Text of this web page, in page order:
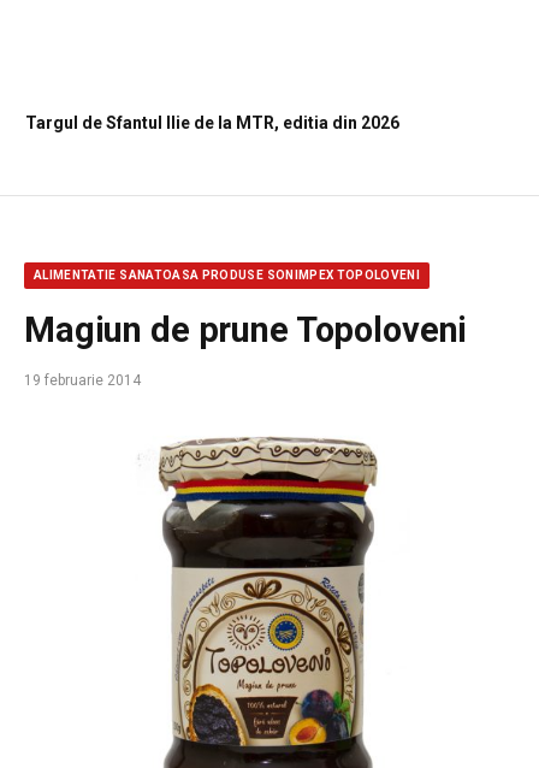
Targul de Sfantul Ilie de la MTR, editia din 2026
ALIMENTATIE SANATOASA PRODUSE SONIMPEX TOPOLOVENI
Magiun de prune Topoloveni
19 februarie 2014